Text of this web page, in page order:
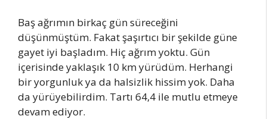
Baş ağrımın birkaç gün süreceğini
düşünmüştüm. Fakat şaşırtıcı bir şekilde güne
gayet iyi başladım. Hiç ağrım yoktu. Gün
içerisinde yaklaşık 10 km yürüdüm. Herhangi
bir yorgunluk ya da halsizlik hissim yok. Daha
da yürüyebilirdim. Tartı 64,4 ile mutlu etmeye
devam ediyor.